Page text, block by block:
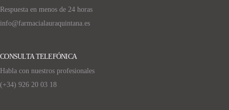
Respuesta en menos de 24 horas
info@farmacialauraquintana.es
CONSULTA TELEFÓNICA
Habla con nuestros profesionales
(+34) 926 20 03 18